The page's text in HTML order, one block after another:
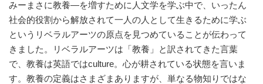
みーまさに教養―を増すために人文学を学ぶ中で、いったん
社会的役割から解放されて一人の人として生きるために学ぶ
というリベラルアーツの原点を見つめていることが伝わって
きました。リベラルアーツは「教養」と訳されてきた言葉
で、教養は英語ではculture。心が耕されている状態を言いま
す。教養の定義はさまざまありますが、単なる物知りではな